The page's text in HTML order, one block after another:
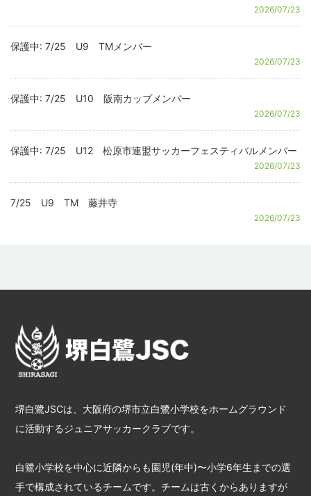
2026/07/23
保護中: 7/25 U9 TMメンバー
2026/07/23
保護中: 7/25 U10 阪南カップメンバー
2026/07/23
保護中: 7/25 U12 松原市連盟サッカーフェスティバルメンバー
2026/07/23
7/25 U9 TM 藤井寺
2026/07/23
堺白鷺JSCは、大阪府の堺市立白鷺小学校をホームグラウンド
に活動するジュニアサッカークラブです。
白鷺小学校を中心に近隣からも園児(年中)〜小学6年生までの選
手で構成されているチームです。チームは古くからありますが